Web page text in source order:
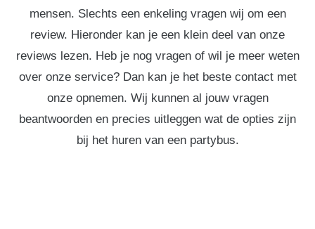
mensen. Slechts een enkeling vragen wij om een
review. Hieronder kan je een klein deel van onze
reviews lezen. Heb je nog vragen of wil je meer weten
over onze service? Dan kan je het beste contact met
onze opnemen. Wij kunnen al jouw vragen
beantwoorden en precies uitleggen wat de opties zijn
bij het huren van een partybus.